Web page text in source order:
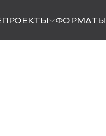
ПРОЕКТЫ ФОРМАТЫ